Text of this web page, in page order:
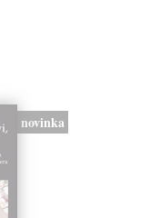
novinka